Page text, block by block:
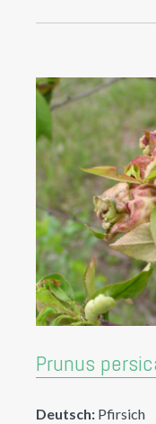
Prunus
Deutsch: Pfirsich